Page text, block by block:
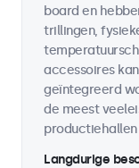
board en
trillingen,
accessoires
geïntegreerd
de meest
Langdurige